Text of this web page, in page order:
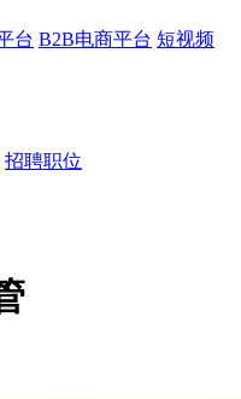
台 B2B电商平台 短视频
招聘职位